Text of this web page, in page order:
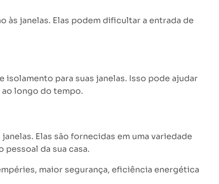
às janelas. Elas podem dificultar a entrada de
isolamento para suas janelas. Isso pode ajudar
longo do tempo.
Elas são fornecidas em uma variedade
da sua casa.
maior segurança, eficiência energética